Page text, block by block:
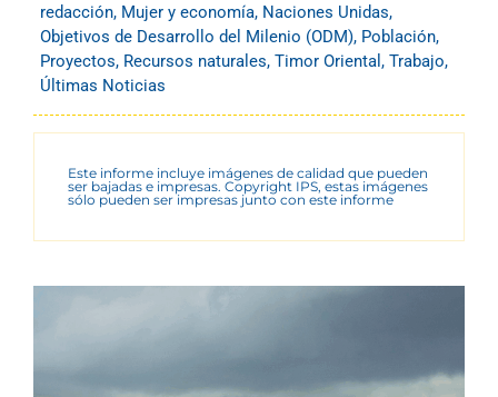
redacción, Mujer y economía, Naciones Unidas,
Objetivos de Desarrollo del Milenio (ODM), Población,
Proyectos, Recursos naturales, Timor Oriental , Trabajo,
Últimas Noticias
Este informe incluye imágenes de calidad que pueden
ser bajadas e impresas. Copyright IPS, estas imágenes
sólo pueden ser impresas junto con este informe